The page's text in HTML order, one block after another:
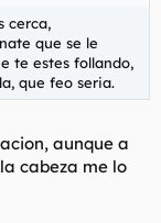
cerca,
que se le
te estes follando,
que feo seria.
aunque a
cabeza me lo